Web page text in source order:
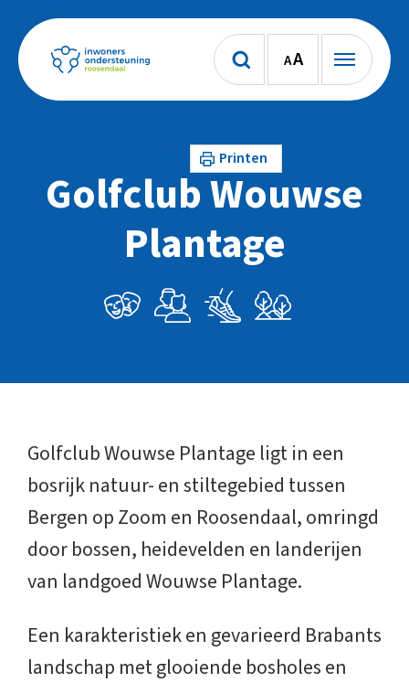
AA
Printen
Golfclub Wouwse
Plantage
Golfclub Wouwse Plantage ligt in een
bosrijk natuur- en stiltegebied tussen
Bergen op Zoom en Roosendaal, omringd
door bossen, heidevelden en landerijen
van landgoed Wouwse Plantage.
Een karakteristiek en gevarieerd Brabants
landschap met glooiende bosholes en